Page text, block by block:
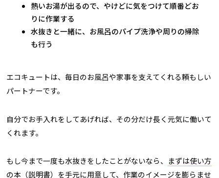
熱いお湯が出るので、やけどに気をつけて順番どお
りに作業する
水抜きと一緒に、お風呂のパイプ洗浄や周りの掃除
も行う
エコキュートは、毎日のお風呂や家事を支えてくれる頼もしい
パートナーです。
自分でお手入れをしてあげれば、その分だけ長く元気に働いて
くれます。
もし今まで一度も水抜きをしたことがないなら、
まずは使い方
の本（説明書）を手元に用意して、作業のイメージを膨らませ